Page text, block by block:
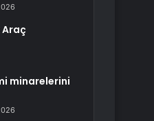
Araç
minarelerini